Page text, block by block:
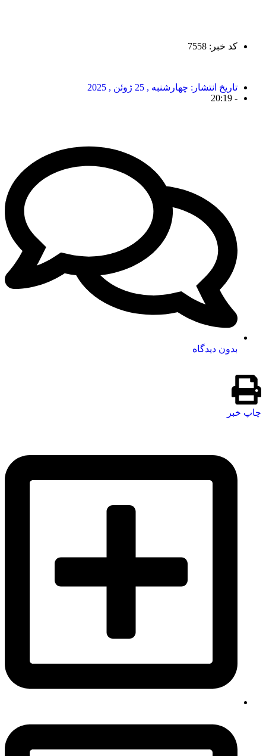
کد خبر: 7558
تاریخ انتشار: چهارشنبه , 25 ژوئن , 2025
-
20:19
بدون دیدگاه
چاپ خبر